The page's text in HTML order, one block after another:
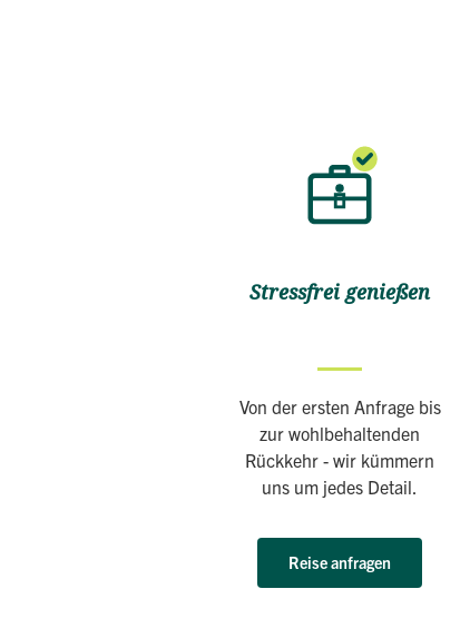
Stressfrei genießen
Von der ersten Anfrage bis
zur wohlbehaltenden
Rückkehr - wir kümmern
uns um jedes Detail.
Reise anfragen